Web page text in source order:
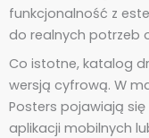
funkcjonalność z
do realnych potrzeb
Co istotne, katalog
wersją cyfrową. W
Posters pojawiają
aplikacji mobilnych